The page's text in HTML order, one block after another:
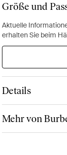
Größe und
Aktuelle
erhalten Sie beim
Details
Mehr von